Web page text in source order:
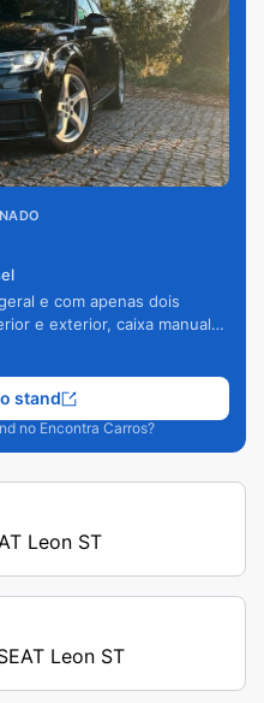
e com apenas dois
e exterior, caixa manual
no Encontra Carros?
stand
Leon ST
Leon ST